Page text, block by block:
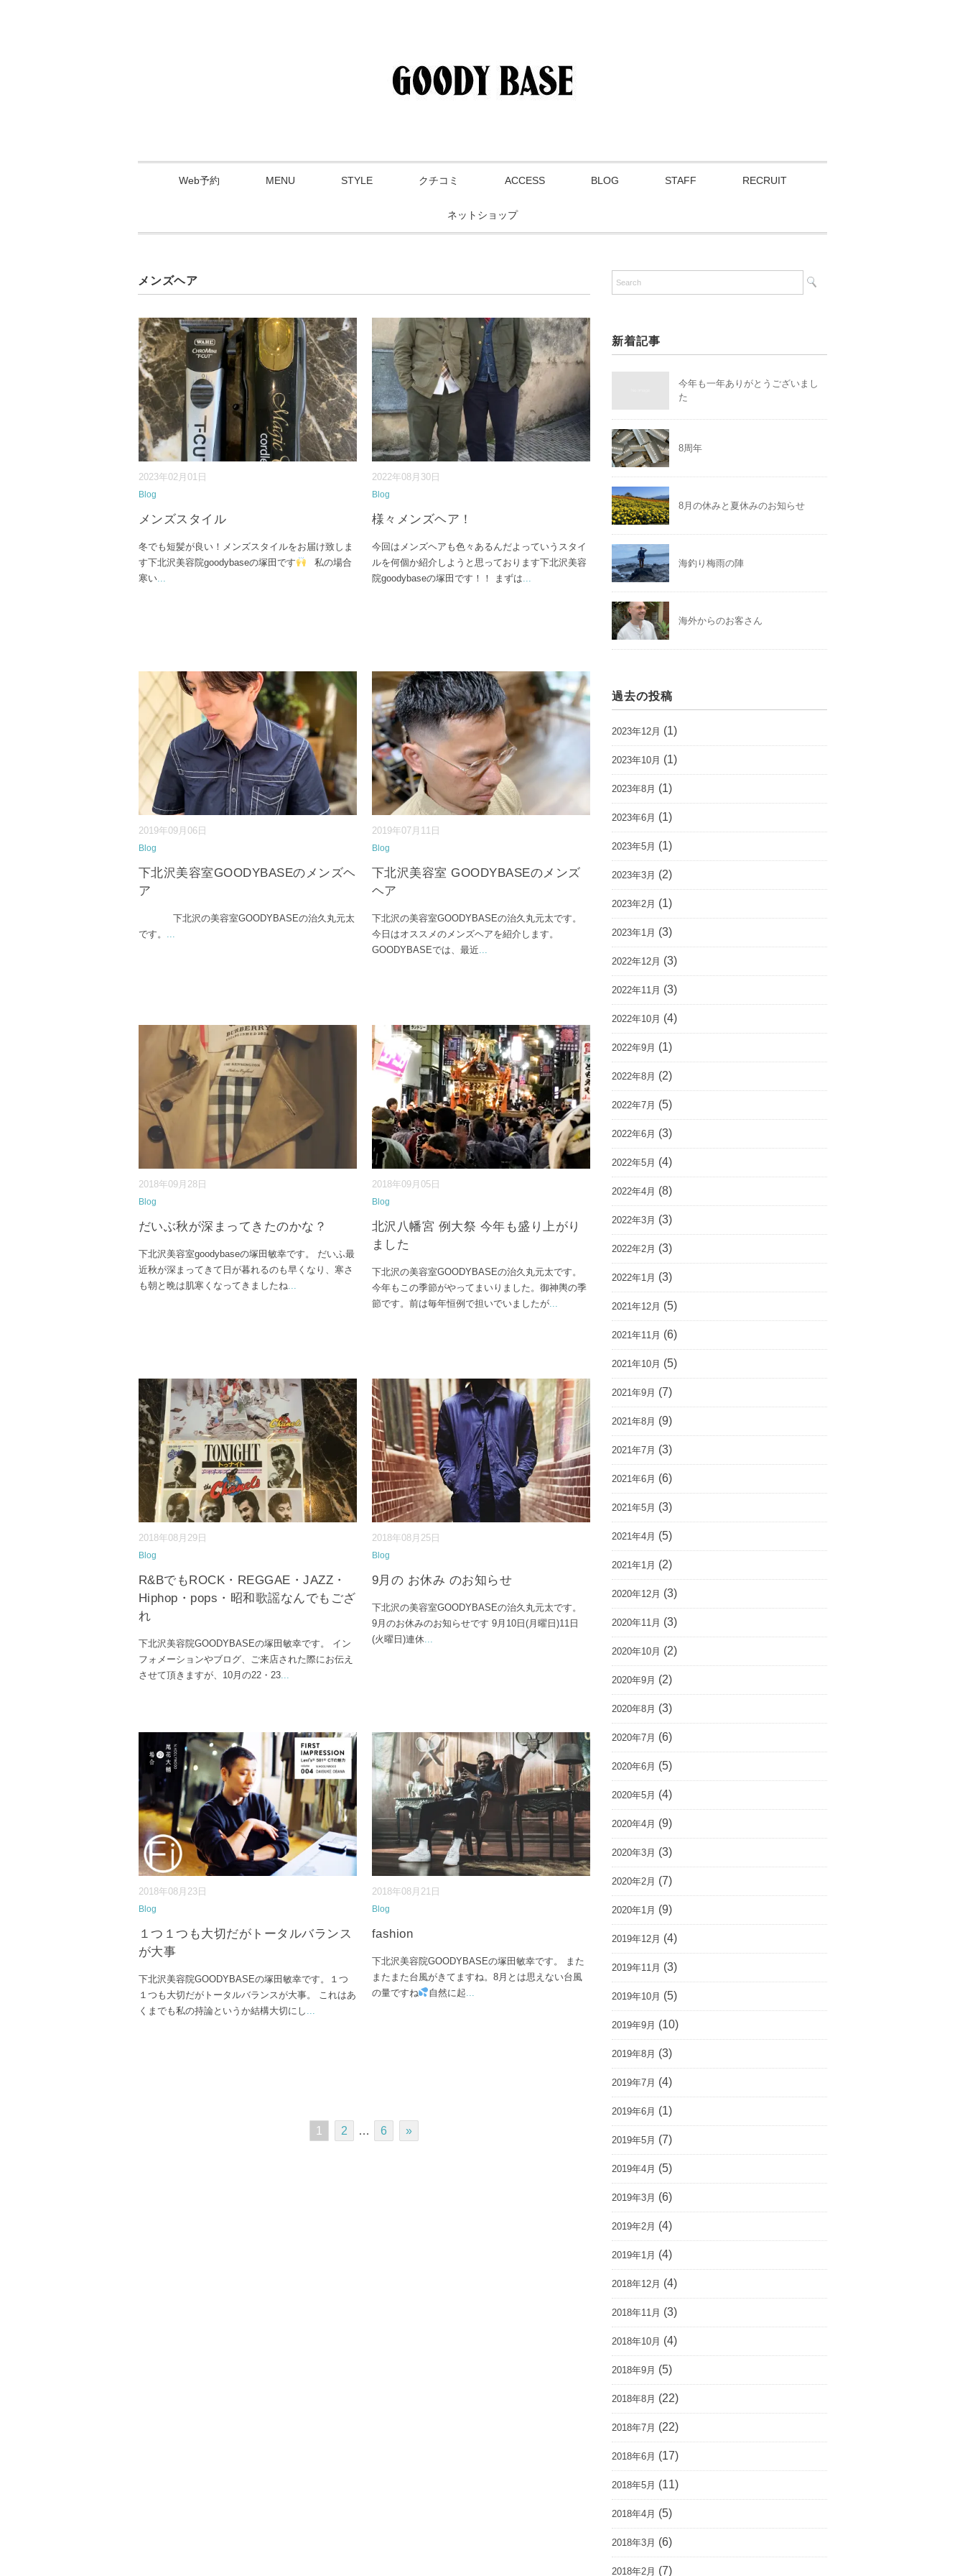
Web予約 MENU STYLE クチコミ ACCESS BLOG STAFF RECRUIT
ネットショップ
メンズヘア
2023年02月01日
Blog
メンズスタイル
冬でも短髪が良い！メンズスタイルをお届け致しま
す下北沢美容院goodybaseの塚田です
私の場合
寒い...
2022年08月30日
Blog
様々メンズヘア！
今回はメンズヘアも色々あるんだよっていうスタイ
ルを何個か紹介しようと思っております下北沢美容
院goodybaseの塚田です！！ まずは...
2019年09月06日
Blog
下北沢美容室GOODYBASEのメンズヘ
ア
下北沢の美容室GOODYBASEの治久丸元太
です。 ...
2019年07月11日
Blog
下北沢美容室 GOODYBASEのメンズ
ヘア
下北沢の美容室GOODYBASEの治久丸元太です。
今日はオススメのメンズヘアを紹介します。
GOODYBASEでは、最近...
2018年09月28日
Blog
だいぶ秋が深まってきたのかな？
下北沢美容室goodybaseの塚田敏幸です。 だいふ最
近秋が深まってきて日が暮れるのも早くなり、寒さ
も朝と晩は肌寒くなってきましたね...
2018年09月05日
Blog
北沢八幡宮 例大祭 今年も盛り上がり
ました
下北沢の美容室GOODYBASEの治久丸元太です。
今年もこの季節がやってまいりました。御神輿の季
節です。前は毎年恒例で担いでいましたが...
2018年08月29日
Blog
R&BでもROCK・REGGAE・JAZZ・
Hiphop・pops・昭和歌謡なんでもござ
れ
下北沢美容院GOODYBASEの塚田敏幸です。 イン
フォメーションやブログ、ご来店された際にお伝え
させて頂きますが、10月の22・23...
2018年08月25日
Blog
9月の お休み のお知らせ
下北沢の美容室GOODYBASEの治久丸元太です。
9月のお休みのお知らせです 9月10日(月曜日)11日
(火曜日)連休...
2018年08月23日
Blog
１つ１つも大切だがトータルバランス
が大事
下北沢美容院GOODYBASEの塚田敏幸です。１つ
１つも大切だがトータルバランスが大事。 これはあ
くまでも私の持論というか結構大切にし ...
2018年08月21日
Blog
fashion
下北沢美容院GOODYBASEの塚田敏幸です。 また
またまた台風がきてますね。8月とは思えない台風
の量ですね
自然に起...
1 2 … 6 »
新着記事
今年も一年ありがとうございまし
た
8周年
8月の休みと夏休みのお知らせ
海釣り梅雨の陣
海外からのお客さん
過去の投稿
2023年12月 (1)
2023年10月 (1)
2023年8月 (1)
2023年6月 (1)
2023年5月 (1)
2023年3月 (2)
2023年2月 (1)
2023年1月 (3)
2022年12月 (3)
2022年11月 (3)
2022年10月 (4)
2022年9月 (1)
2022年8月 (2)
2022年7月 (5)
2022年6月 (3)
2022年5月 (4)
2022年4月 (8)
2022年3月 (3)
2022年2月 (3)
2022年1月 (3)
2021年12月 (5)
2021年11月 (6)
2021年10月 (5)
2021年9月 (7)
2021年8月 (9)
2021年7月 (3)
2021年6月 (6)
2021年5月 (3)
2021年4月 (5)
2021年1月 (2)
2020年12月 (3)
2020年11月 (3)
2020年10月 (2)
2020年9月 (2)
2020年8月 (3)
2020年7月 (6)
2020年6月 (5)
2020年5月 (4)
2020年4月 (9)
2020年3月 (3)
2020年2月 (7)
2020年1月 (9)
2019年12月 (4)
2019年11月 (3)
2019年10月 (5)
2019年9月 (10)
2019年8月 (3)
2019年7月 (4)
2019年6月 (1)
2019年5月 (7)
2019年4月 (5)
2019年3月 (6)
2019年2月 (4)
2019年1月 (4)
2018年12月 (4)
2018年11月 (3)
2018年10月 (4)
2018年9月 (5)
2018年8月 (22)
2018年7月 (22)
2018年6月 (17)
2018年5月 (11)
2018年4月 (5)
2018年3月 (6)
2018年2月 (7)